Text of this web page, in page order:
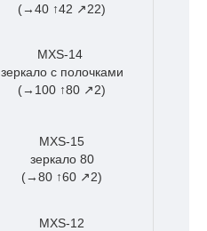
(→40 ↑42 ↗22)
MXS-14
зеркало с полочками
(→100 ↑80 ↗2)
MXS-15
зеркало 80
(→80 ↑60 ↗2)
MXS-12